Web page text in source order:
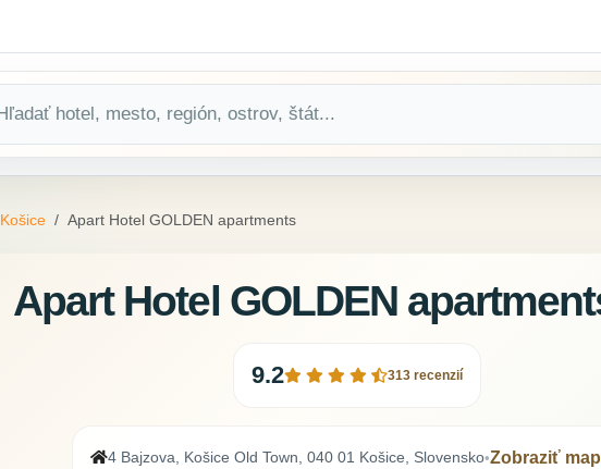
Košice Apart Hotel GOLDEN apartments
Apart Hotel GOLDEN
9.2 313 recenzií
4 Bajzova, Košice Old Town, 040 01 Košice, Slovensko•Zobraziť